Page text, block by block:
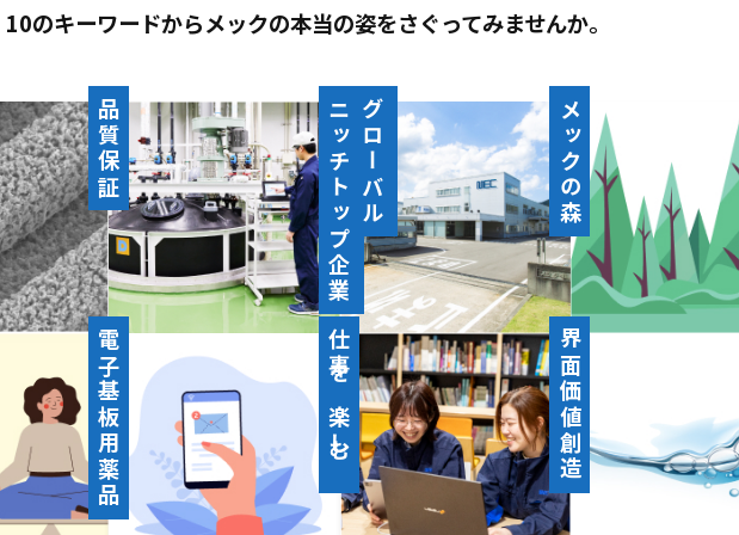
10のキーワードからメックの本当の姿をさぐってみませんか。
品質保証 グローバル
ニッチトップ企業 メックの森
電子基板用薬品 仕事を楽しむ 界面価値創造